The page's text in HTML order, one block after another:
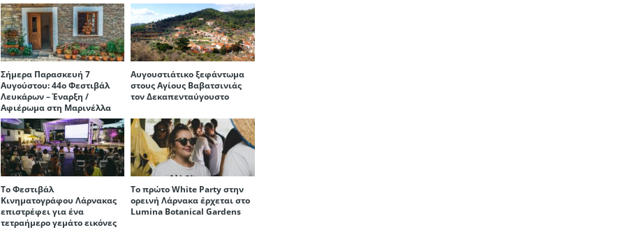
Σήμερα Παρασκευή 7
Αυγούστου: 44ο Φεστιβάλ
Λευκάρων – Έναρξη /
Αφιέρωμα στη Μαρινέλλα
Αυγουστιάτικο ξεφάντωμα
στους Αγίους Βαβατσινιάς
τον Δεκαπενταύγουστο
Το Φεστιβάλ
Κινηματογράφου Λάρνακας
επιστρέφει για ένα
τετραήμερο γεμάτο εικόνες
Το πρώτο White Party στην
ορεινή Λάρνακα έρχεται στο
Lumina Botanical Gardens